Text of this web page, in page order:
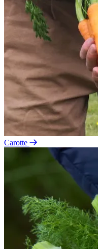
Carotte